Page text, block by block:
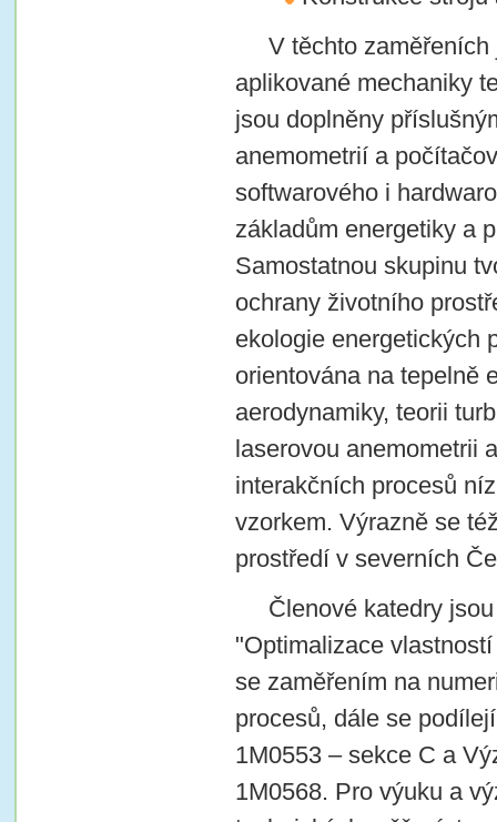
V těchto
aplikované mechaniky
jsou doplněny
anemometrií a
softwarového i
základům energetiky a
Samostatnou skupinu
ochrany životního
ekologie energetických
orientována na tepelně
aerodynamiky, teorii
laserovou anemometrii
interakčních procesů
vzorkem. Výrazně se
prostředí v severních
Členové katedry
"Optimalizace
se zaměřením na
procesů, dále se
1M0553 – sekce C a
1M0568. Pro výuku a